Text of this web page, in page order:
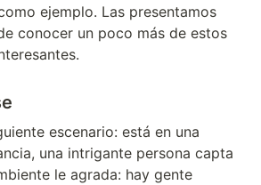
ejemplo. Las presentamos
conocer un poco más de estos
escenario: está en una
una intrigante persona capta
le agrada: hay gente